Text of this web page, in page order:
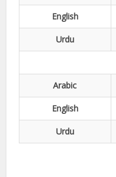
English
Urdu
Arabic
English
Urdu